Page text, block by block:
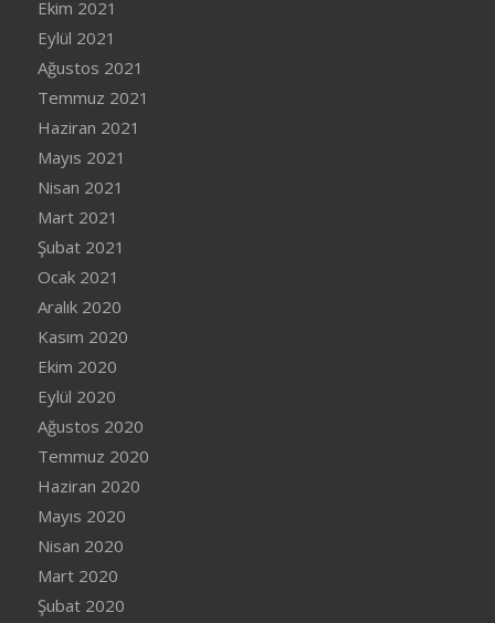
Ekim 2021
Eylül 2021
Ağustos 2021
Temmuz 2021
Haziran 2021
Mayıs 2021
Nisan 2021
Mart 2021
Şubat 2021
Ocak 2021
Aralık 2020
Kasım 2020
Ekim 2020
Eylül 2020
Ağustos 2020
Temmuz 2020
Haziran 2020
Mayıs 2020
Nisan 2020
Mart 2020
Şubat 2020